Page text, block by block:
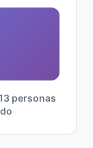
personas